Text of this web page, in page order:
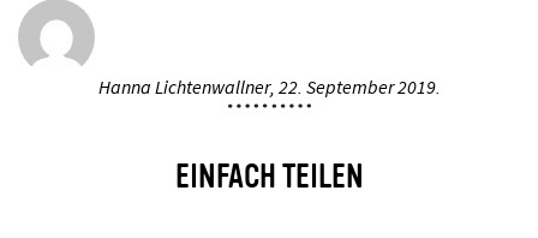
Hanna Lichtenwallner, 22. September 2019.
EINFACH TEILEN